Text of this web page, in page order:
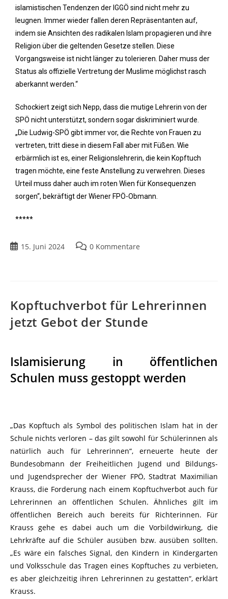
islamistischen Tendenzen der IGGÖ sind nicht mehr zu
leugnen. Immer wieder fallen deren Repräsentanten auf,
indem sie Ansichten des radikalen Islam propagieren und ihre
Religion über die geltenden Gesetze stellen. Diese
Vorgangsweise ist nicht länger zu tolerieren. Daher muss der
Status als offizielle Vertretung der Muslime möglichst rasch
aberkannt werden.“
Schockiert zeigt sich Nepp, dass die mutige Lehrerin von der
SPÖ nicht unterstützt, sondern sogar diskriminiert wurde.
„Die Ludwig-SPÖ gibt immer vor, die Rechte von Frauen zu
vertreten, tritt diese in diesem Fall aber mit Füßen. Wie
erbärmlich ist es, einer Religionslehrerin, die kein Kopftuch
tragen möchte, eine feste Anstellung zu verwehren. Dieses
Urteil muss daher auch im roten Wien für Konsequenzen
sorgen“, bekräftigt der Wiener FPÖ-Obmann.
*****
15. Juni 2024 0 Kommentare
Kopftuchverbot für Lehrerinnen
jetzt Gebot der Stunde
Islamisierung in öffentlichen
Schulen muss gestoppt werden
„Das Kopftuch als Symbol des politischen Islam hat in der
Schule nichts verloren – das gilt sowohl für Schülerinnen als
natürlich auch für Lehrerinnen“, erneuerte heute der
Bundesobmann der Freiheitlichen Jugend und Bildungs-
und Jugendsprecher der Wiener FPÖ, Stadtrat Maximilian
Krauss, die Forderung nach einem Kopftuchverbot auch für
Lehrerinnen an öffentlichen Schulen. Ähnliches gilt im
öffentlichen Bereich auch bereits für Richterinnen. Für
Krauss gehe es dabei auch um die Vorbildwirkung, die
Lehrkräfte auf die Schüler ausüben bzw. ausüben sollten.
„Es wäre ein falsches Signal, den Kindern in Kindergarten
und Volksschule das Tragen eines Kopftuches zu verbieten,
es aber gleichzeitig ihren Lehrerinnen zu gestatten“, erklärt
Krauss.